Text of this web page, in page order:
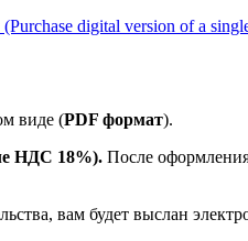
digital version of a
виде (PDF формат).
НДС 18%). После
вам будет выслан